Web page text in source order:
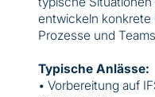
entwickeln konkrete
Prozesse und
Typische Anlässe:
• Vorbereitung auf